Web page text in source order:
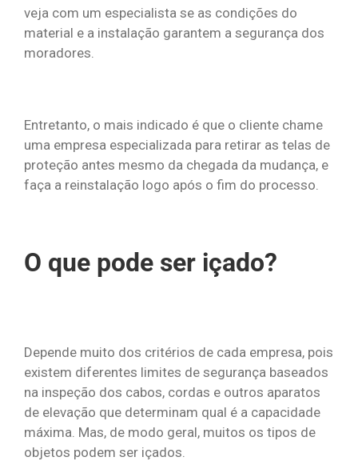
veja com um especialista se as condições do
material e a instalação garantem a segurança dos
moradores.
Entretanto, o mais indicado é que o cliente chame
uma empresa especializada para retirar as telas de
proteção antes mesmo da chegada da mudança, e
faça a reinstalação logo após o fim do processo.
O que pode ser içado?
Depende muito dos critérios de cada empresa, pois
existem diferentes limites de segurança baseados
na inspeção dos cabos, cordas e outros aparatos
de elevação que determinam qual é a capacidade
máxima. Mas, de modo geral, muitos os tipos de
objetos podem ser içados.